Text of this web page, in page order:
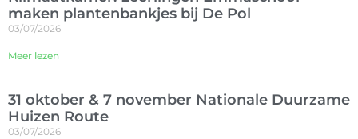
maken plantenbankjes bij De Pol
03/07/2026
Meer lezen
31 oktober & 7 november Nationale Duurzame
Huizen Route
03/07/2026